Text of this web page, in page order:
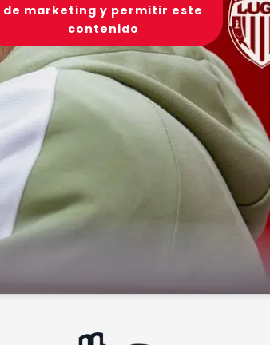
de marketing y permitir este
contenido